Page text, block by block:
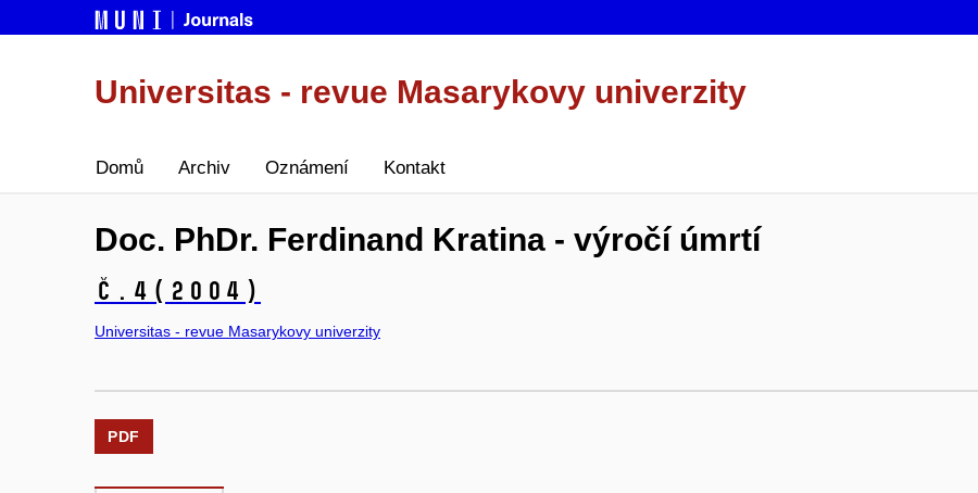
Universitas - revue Masarykovy univerzity
Domů Archiv Oznámení Kontakt
Doc. PhDr. Ferdinand Kratina - výročí úmrtí
č.4 (2004)
Universitas - revue Masarykovy univerzity
PDF